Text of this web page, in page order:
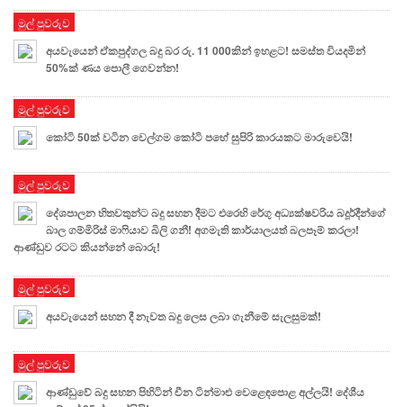
මුල් පුවරුව
අයවැයෙන් ඒකපුද්ගල බදු බර රු. 11 000කින් ඉහළට! සමස්ත වියදමින්
50%ක් ණය පොලී ගෙවන්න!
මුල් පුවරුව
කෝටි 50ක් වටින වෙල්ගම කෝටි පහේ සුපිරි කාරයකට මාරුවෙයි!
මුල් පුවරුව
දේශපාලන හිතවතුන්ට බදු සහන දීමට එරෙහි රේගු අධ්‍යක්ෂවරිය බදූර්දීන්ගේ
බාල ගම්මිරිස් මාෆියාව බිලි ගනී! අගමැති කාර්යාලයත් බලපෑම් කරලා!
ආණ්ඩුව රටට කියන්නේ බොරු!
මුල් පුවරුව
අයවැයෙන් සහන දී නැවත බදු ලෙස ලබා ගැනීමේ සැලසුමක්!
මුල් පුවරුව
ආණ්ඩුවේ බදු සහන පිහිටින් චීන ටින්මාළු වෙළෙඳපොළ අල්ලයි! දේශීය